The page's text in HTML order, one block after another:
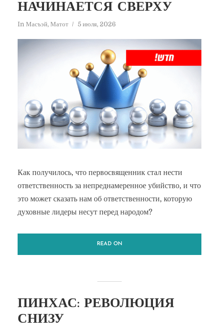
НАЧИНАЕТСЯ СВЕРХУ
In Масъэй, Матот 5 июля, 2026
Как получилось, что первосвященник стал нести
ответственность за непреднамеренное убийство, и что
это может сказать нам об ответственности, которую
духовные лидеры несут перед народом?
READ ON
ПИНХАС: РЕВОЛЮЦИЯ
СНИЗУ